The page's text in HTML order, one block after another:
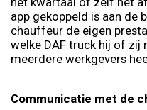
app gekoppeld is aan de
chauffeur de eigen
welke DAF truck hij of
meerdere werkgevers
Communicatie met de